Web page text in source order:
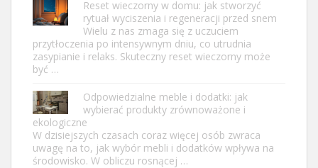
Reset wieczorny w domu: jak stworzyć
rytuał wyciszenia i regeneracji przed snem
Wielu z nas zmaga się z uczuciem
przytłoczenia po intensywnym dniu, co utrudnia
zasypianie i relaks. Skuteczny reset wieczorny może
być …
Odpowiedzialne meble i dodatki: jak
wybierać produkty zrównoważone i
ekologiczne
W dzisiejszych czasach coraz więcej osób zwraca
uwagę na to, jak wybór mebli i dodatków wpływa na
środowisko. W obliczu rosnącej …